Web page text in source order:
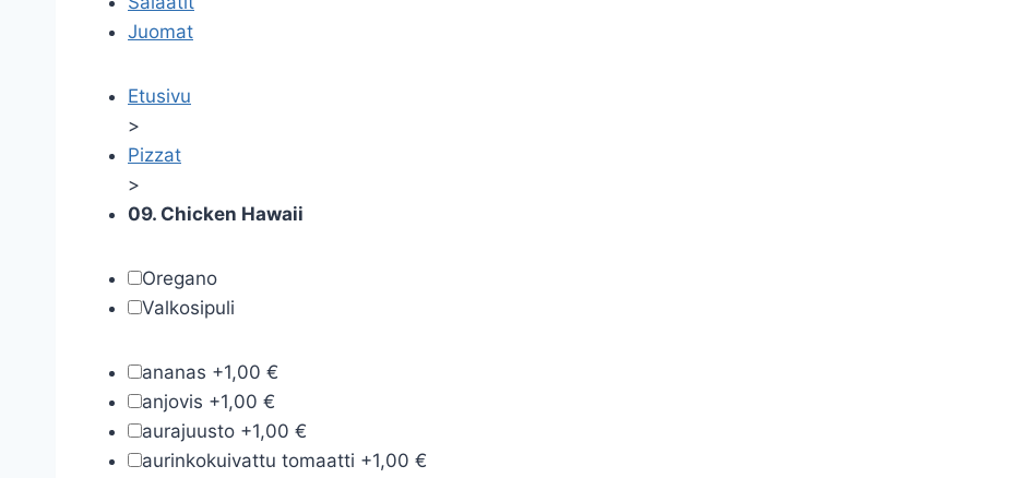
Juomat
Etusivu
>
Pizzat
>
09. Chicken Hawaii
Oregano
Valkosipuli
ananas +1,00 €
anjovis +1,00 €
aurajuusto +1,00 €
aurinkokuivattu tomaatti +1,00 €